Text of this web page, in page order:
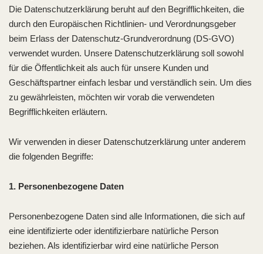
Die Datenschutzerklärung beruht auf den Begrifflichkeiten, die
durch den Europäischen Richtlinien- und Verordnungsgeber
beim Erlass der Datenschutz-Grundverordnung (DS-GVO)
verwendet wurden. Unsere Datenschutzerklärung soll sowohl
für die Öffentlichkeit als auch für unsere Kunden und
Geschäftspartner einfach lesbar und verständlich sein. Um dies
zu gewährleisten, möchten wir vorab die verwendeten
Begrifflichkeiten erläutern.
Wir verwenden in dieser Datenschutzerklärung unter anderem
die folgenden Begriffe:
1. Personenbezogene Daten
Personenbezogene Daten sind alle Informationen, die sich auf
eine identifizierte oder identifizierbare natürliche Person
beziehen. Als identifizierbar wird eine natürliche Person